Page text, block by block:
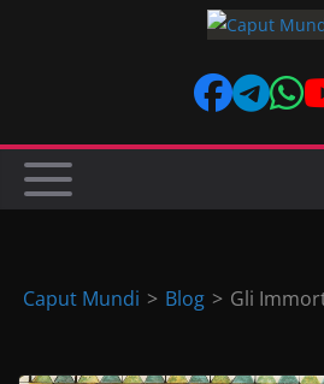
Caput Mundi > Blog > Gli